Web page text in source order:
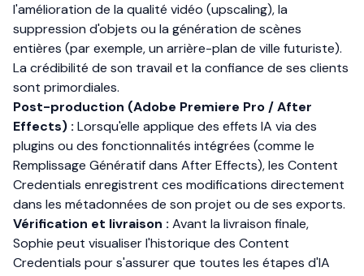
l'amélioration de la qualité vidéo (upscaling), la
suppression d'objets ou la génération de scènes
entières (par exemple, un arrière-plan de ville futuriste).
La crédibilité de son travail et la confiance de ses clients
sont primordiales.
Post-production (Adobe Premiere Pro / After
Effects) : Lorsqu'elle applique des effets IA via des
plugins ou des fonctionnalités intégrées (comme le
Remplissage Génératif dans After Effects), les Content
Credentials enregistrent ces modifications directement
dans les métadonnées de son projet ou de ses exports.
Vérification et livraison : Avant la livraison finale,
Sophie peut visualiser l'historique des Content
Credentials pour s'assurer que toutes les étapes d'IA